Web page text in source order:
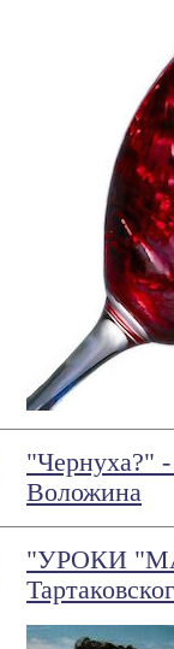
"Чернуха?"
Воложина
"УРОКИ